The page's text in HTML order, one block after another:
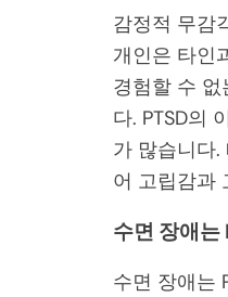
감정적 무감
개인은 타인
경험할 수
다. PTSD의
가 많습니다
어 고립감과
수면 장애는
수면 장애는